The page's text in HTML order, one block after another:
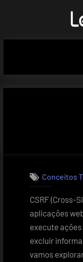
Conceitos
CSRF (Cross-
aplicações
execute
excluir
vamos